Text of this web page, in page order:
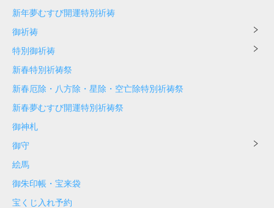
新年夢むすび開運特別祈祷
御祈祷
特別御祈祷
新春特別祈祷祭
新春厄除・八方除・星除・空亡除特別祈祷祭
新春夢むすび開運特別祈祷祭
御神札
御守
絵馬
御朱印帳・宝来袋
宝くじ入れ予約